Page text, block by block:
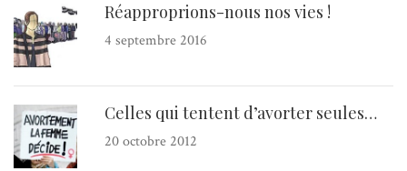
Réapproprions-nous nos vies !
4 septembre 2016
Celles qui tentent d’avorter seules…
20 octobre 2012